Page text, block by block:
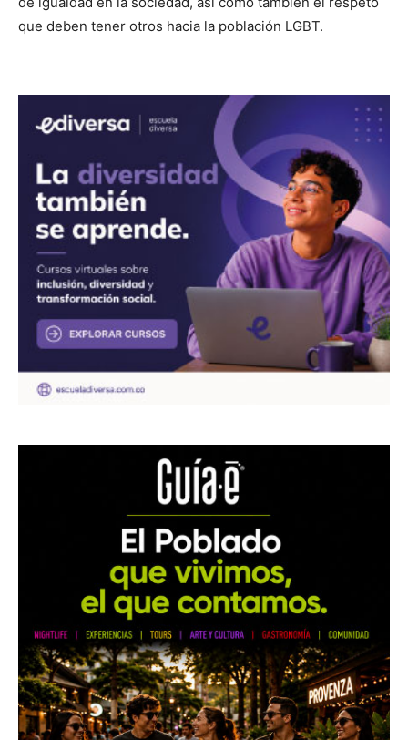
que deben tener otros hacia la población LGBT.